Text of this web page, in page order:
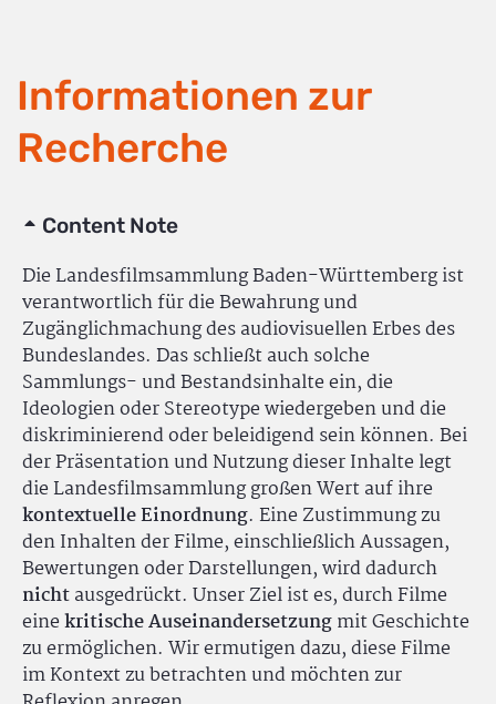
Informationen zur
Recherche
Content Note
Die Landesfilmsammlung Baden-Württemberg ist
verantwortlich für die Bewahrung und
Zugänglichmachung des audiovisuellen Erbes des
Bundeslandes. Das schließt auch solche
Sammlungs- und Bestandsinhalte ein, die
Ideologien oder Stereotype wiedergeben und die
diskriminierend oder beleidigend sein können. Bei
der Präsentation und Nutzung dieser Inhalte legt
die Landesfilmsammlung großen Wert auf ihre
kontextuelle Einordnung. Eine Zustimmung zu
den Inhalten der Filme, einschließlich Aussagen,
Bewertungen oder Darstellungen, wird dadurch
nichtausgedrückt. Unser Ziel ist es, durch Filme
einekritische Auseinandersetzungmit Geschichte
zu ermöglichen. Wir ermutigen dazu, diese Filme
im Kontext zu betrachten und möchten zur